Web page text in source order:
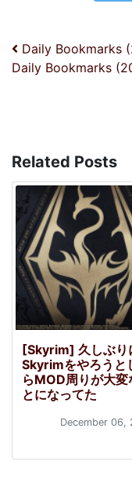
投稿ナビ
Daily Bookmarks
Daily Bookmarks
Related Posts
[Skyrim] 久しぶり
Skyrimをやろうと
らMOD周りが大変
とになってた
December 06,